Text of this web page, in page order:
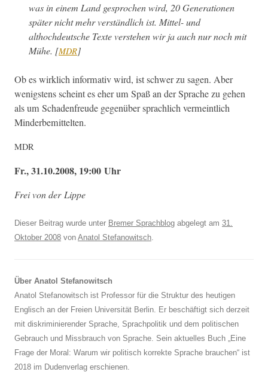
was in einem Land gesprochen wird, 20 Gen­er­a­tio­nen
später nicht mehr ver­ständlich ist. Mit­tel- und
althochdeutsche Texte ver­ste­hen wir ja auch nur noch mit
Mühe. [MDR]
Ob es wirk­lich infor­ma­tiv wird, ist schw­er zu sagen. Aber
wenig­stens scheint es eher um Spaß an der Sprache zu gehen
als um Schaden­freude gegenüber sprach­lich ver­meintlich
Minderbemittelten.
MDR
Fr., 31.10.2008, 19:00 Uhr
Frei von der Lippe
Dieser Beitrag wurde unter Bremer Sprachblog abgelegt am 31.
Oktober 2008 von Anatol Stefanowitsch
Über Anatol Stefanowitsch
Anatol Stefanowitsch ist Professor für die Struktur des heutigen
Englisch an der Freien Universität Berlin. Er beschäftigt sich derzeit
mit diskriminierender Sprache, Sprachpolitik und dem politischen
Gebrauch und Missbrauch von Sprache. Sein aktuelles Buch „Eine
Frage der Moral: Warum wir politisch korrekte Sprache brauchen“ ist
2018 im Dudenverlag erschienen.